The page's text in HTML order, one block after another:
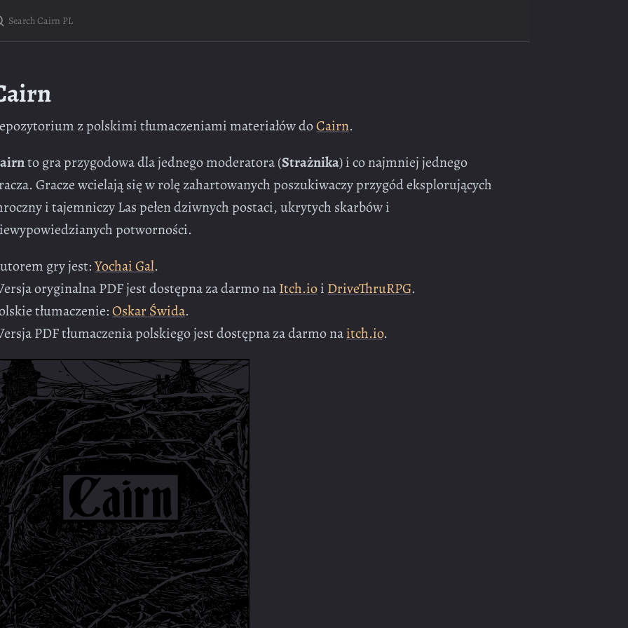
z polskimi tłumaczeniami materiałów doCairn.
to gra przygodowa dla jednego moderatora (Strażnika) i co najmniej jednego
Gracze wcielają się w rolę zahartowanych poszukiwaczy przygód eksplorujących
i tajemniczy Las pełen dziwnych postaci, ukrytych skarbów i
potworności.
gry jest:Yochai Gal.
oryginalna PDF jest dostępna za darmo naItch.ioi DriveThruRPG.
tłumaczenie:Oskar Świda.
PDF tłumaczenia polskiego jest dostępna za darmo naitch.io.